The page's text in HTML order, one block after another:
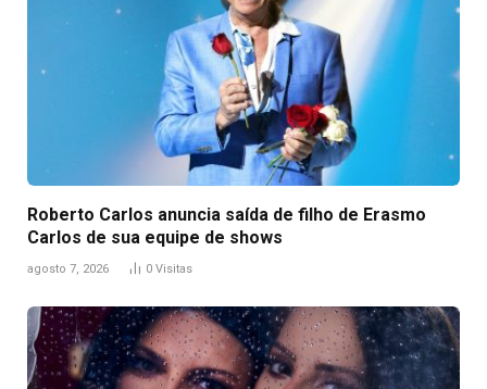
Roberto Carlos anuncia saída de filho de Erasmo
Carlos de sua equipe de shows
agosto 7, 2026 0 Visitas